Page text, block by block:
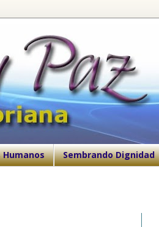
Humanos Sembrando Dignidad